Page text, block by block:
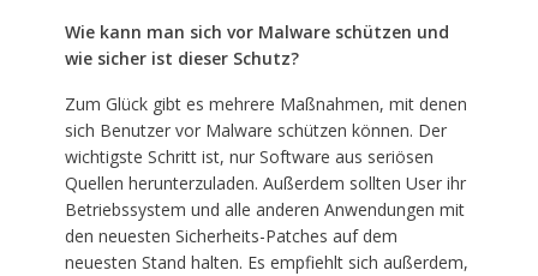
Wie kann man sich vor Malware schützen und
wie sicher ist dieser Schutz?
Zum Glück gibt es mehrere Maßnahmen, mit denen
sich Benutzer vor Malware schützen können. Der
wichtigste Schritt ist, nur Software aus seriösen
Quellen herunterzuladen. Außerdem sollten User ihr
Betriebssystem und alle anderen Anwendungen mit
den neuesten Sicherheits-Patches auf dem
neuesten Stand halten. Es empfiehlt sich außerdem,